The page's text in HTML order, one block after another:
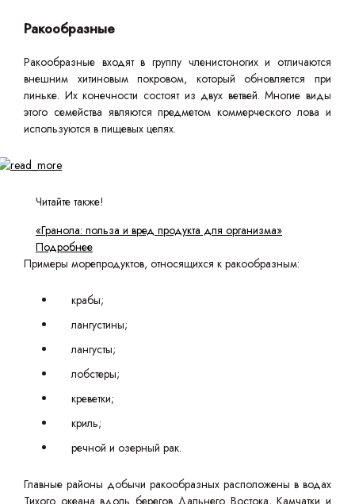
Ракообразные
Ракообразные входят в группу членистоногих и отличаются
внешним хитиновым покровом, который обновляется при
линьке. Их конечности состоят из двух ветвей. Многие виды
этого семейства являются предметом коммерческого лова и
используются в пищевых целях.
Читайте также!
«Гранола: польза и вред продукта для организма»
Подробнее
Примеры морепродуктов, относящихся к ракообразным:
крабы;
лангустины;
лангусты;
лобстеры;
креветки;
криль;
речной и озерный рак.
Главные районы добычи ракообразных расположены в водах
Тихого океана вдоль берегов Дальнего Востока, Камчатки и